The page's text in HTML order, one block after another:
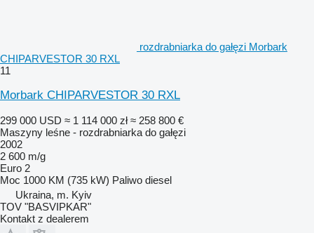
rozdrabniarka do gałęzi Morbark
CHIPARVESTOR 30 RXL
11
Morbark CHIPARVESTOR 30 RXL
299 000 USD ≈ 1 114 000 zł ≈ 258 800 €
Maszyny leśne - rozdrabniarka do gałęzi
2002
2 600 m/g
Euro 2
Moc 1000 KM (735 kW) Paliwo diesel
Ukraina, m. Kyiv
TOV "BASVIPKAR"
Kontakt z dealerem